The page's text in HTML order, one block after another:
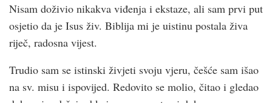
Nisam doživio nikakva viđenja i ekstaze, ali sam prvi put
osjetio da je Isus živ. Biblija mi je uistinu postala živa
riječ, radosna vijest.
Trudio sam se istinski živjeti svoju vjeru, češće sam išao
na sv. misu i ispovijed. Redovito se molio, čitao i gledao